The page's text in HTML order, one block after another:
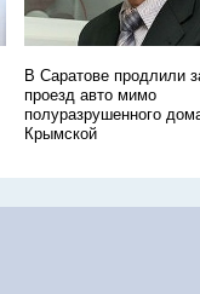
В Саратове продлили
проезд авто мимо
полуразрушенного
Крымской